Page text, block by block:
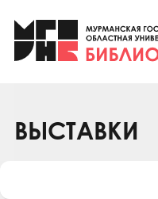
Клуб «Гиря и
Клуб
Коллегам
ВЫСТАВКИ